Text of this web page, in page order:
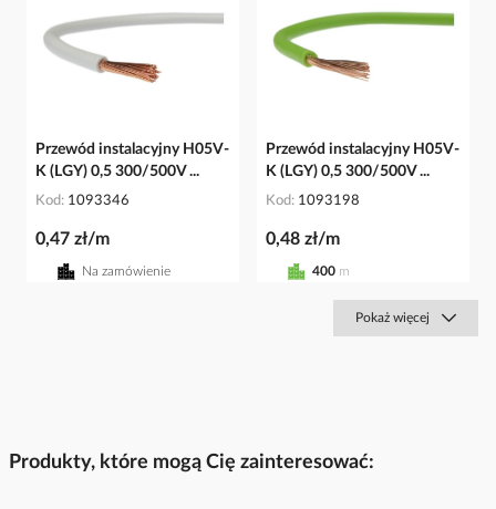
Przewód instalacyjny H05V-
K (LGY) 0,5 300/500V ...
Kod 1093346
0,47 zł/m
Na zamówienie
Przewód instalacyjny H05V-
K (LGY) 0,5 300/500V ...
Kod 1093198
0,48 zł/m
400 m
Pokaż więcej
Produkty, które mogą Cię zainteresować: